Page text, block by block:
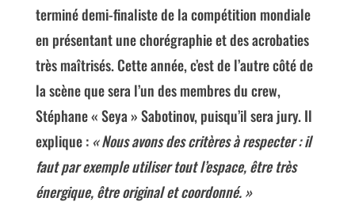
terminé demi-finaliste de la compétition mondiale
en présentant une chorégraphie et des acrobaties
très maîtrisés. Cette année, c’est de l’autre côté de
la scène que sera l’un des membres du crew,
Stéphane « Seya » Sabotinov, puisqu’il sera jury. Il
explique : « Nous avons des critères à respecter : il
faut par exemple utiliser tout l’espace, être très
énergique, être original et coordonné. »